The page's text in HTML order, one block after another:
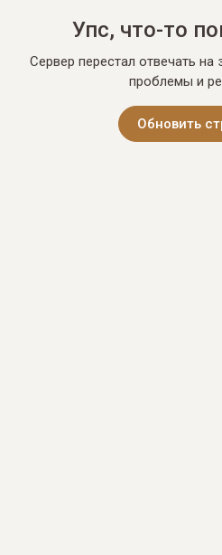
Упс, что-то
Сервер перестал отвечать
проблемы и
Обновить